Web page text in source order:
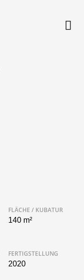
FLÄCHE / KUBATUR
140 m²
FERTIGSTELLUNG
2020